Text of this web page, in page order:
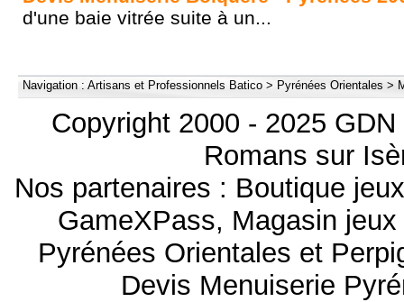
d'une baie vitrée suite à un...
Navigation : Artisans et Professionnels Batico > Pyrénées Orientales >
Copyright 2000 - 2025
Romans sur
Nos partenaires : Boutique
GameXPass, Magasin
Pyrénées Orientales et
Devis Menuiserie